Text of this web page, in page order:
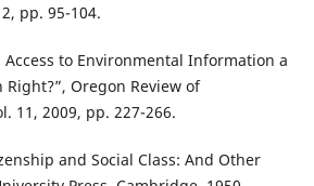
pp. 95-104.
Access to Environmental Information a
Oregon Review of
11, 2009, pp. 227-266.
and Social Class: And Other